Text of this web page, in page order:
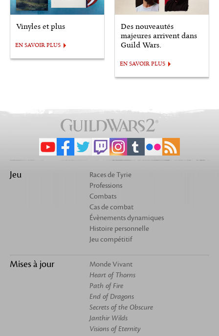
Vinyles et plus
EN SAVOIR PLUS
Des nouveautés
majeures arrivent dans
Guild Wars.
EN SAVOIR PLUS
Jeu
Races de Tyrie
Professions
Combats
Cas de combat
Évènements dynamiques
Histoire personnelle
Jeu compétitif
Mises à jour
Monde Vivant
Heart of Thorns
Path of Fire
End of Dragons
Secrets of the Obscure
Janthir Wilds
Visions of Eternity